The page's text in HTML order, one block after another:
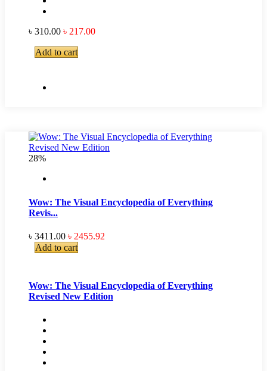
৳ 310.00 ৳ 217.00
Add to cart
28%
Wow: The Visual Encyclopedia of Everything
Revis...
৳ 3411.00 ৳ 2455.92
Add to cart
Wow: The Visual Encyclopedia of Everything
Revised New Edition